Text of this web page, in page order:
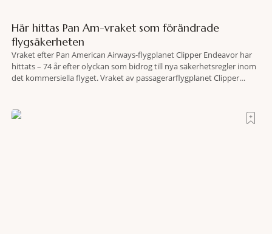
Här hittas Pan Am-vraket som förändrade
flygsäkerheten
Vraket efter Pan American Airways-flygplanet Clipper Endeavor har
hittats – 74 år efter olyckan som bidrog till nya säkerhetsregler inom
det kommersiella flyget. Vraket av passagerarflygplanet Clipper
lokaliserades den 2 juni i år med hjälp